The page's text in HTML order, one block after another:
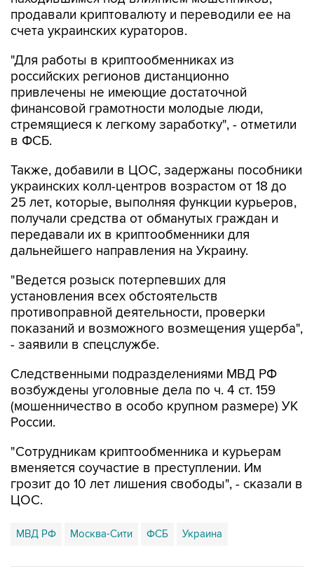
продавали криптовалюту и переводили ее на
счета украинских кураторов.
"Для работы в криптообменниках из
российских регионов дистанционно
привлечены не имеющие достаточной
финансовой грамотности молодые люди,
стремящиеся к легкому заработку", - отметили
в ФСБ.
Также, добавили в ЦОС, задержаны пособники
украинских колл-центров возрастом от 18 до
25 лет, которые, выполняя функции курьеров,
получали средства от обманутых граждан и
передавали их в криптообменники для
дальнейшего направления на Украину.
"Ведется розыск потерпевших для
установления всех обстоятельств
противоправной деятельности, проверки
показаний и возможного возмещения ущерба",
- заявили в спецслужбе.
Следственными подразделениями МВД РФ
возбуждены уголовные дела по ч. 4 ст. 159
(мошенничество в особо крупном размере) УК
России.
"Сотрудникам криптообменника и курьерам
вменяется соучастие в преступлении. Им
грозит до 10 лет лишения свободы", - сказали в
ЦОС.
МВД РФ Москва-Сити ФСБ Украина